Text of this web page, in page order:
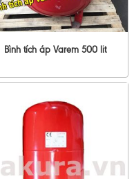
Bình tích áp Varem 500 lit